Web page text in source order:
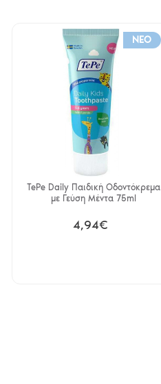
NEO
TePe Daily Παιδική Οδοντόκρεμα
με Γεύση Μέντα 75ml
4,94€